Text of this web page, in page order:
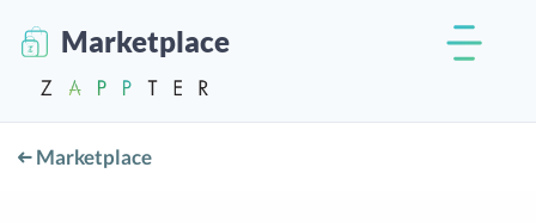
Marketplace
Marketplace